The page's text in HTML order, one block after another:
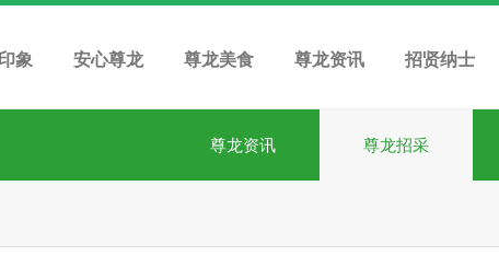
象 安心尊龙 尊龙美食 尊龙资讯 招贤纳士
尊龙资讯 尊龙招采